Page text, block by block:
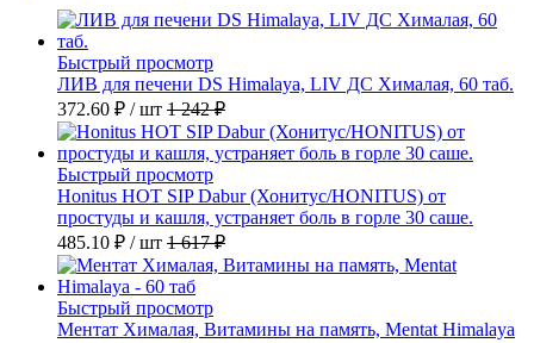
Быстрый просмотр
ЛИВ для печени DS Himalaya, LIV ДС Хималая, 60 таб.
372.60 ₽ / шт 1 242 ₽
Быстрый просмотр
Honitus HOT SIP Dabur (Хонитус/HONITUS) от
простуды и кашля, устраняет боль в горле 30 саше.
485.10 ₽ / шт 1 617 ₽
Быстрый просмотр
Ментат Хималая, Витамины на память, Mentat Himalaya